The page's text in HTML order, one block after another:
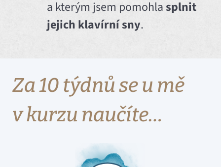
a kterým jsem pomohlasplnit
jejich klavírní sny.
Za 10 týdnů se u mě
v kurzu naučíte…